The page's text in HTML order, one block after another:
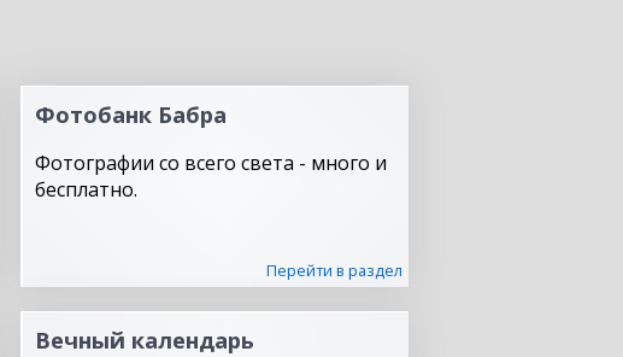
Фотобанк Бабра
Фотографии со всего света - много и
бесплатно.
Перейти в раздел
Вечный календарь